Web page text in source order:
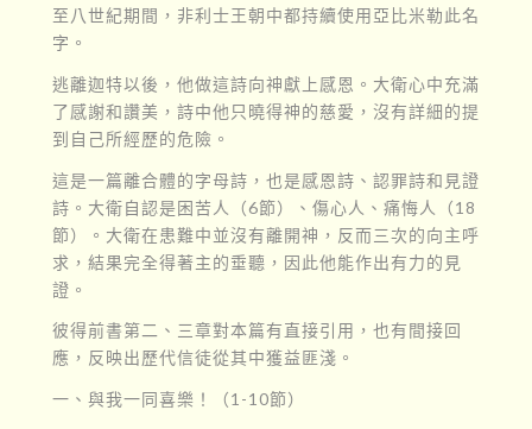
至八世紀期間，非利士王朝中都持續使用亞比米勒此名
字。
逃離迦特以後，他做這詩向神獻上感恩。大衛心中充滿
了感謝和讚美，詩中他只曉得神的慈愛，沒有詳細的提
到自己所經歷的危險。
這是一篇離合體的字母詩，也是感恩詩、認罪詩和見證
詩。大衛自認是困苦人（6節）、傷心人、痛悔人（18
節）。大衛在患難中並沒有離開神，反而三次的向主呼
求，結果完全得著主的垂聽，因此他能作出有力的見
證。
彼得前書第二、三章對本篇有直接引用，也有間接回
應，反映出歷代信徒從其中獲益匪淺。
一、與我一同喜樂！（1-10節）